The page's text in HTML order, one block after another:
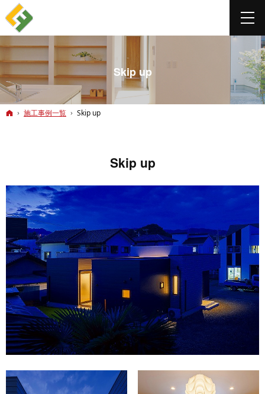
Skip up
ホーム
施工事例一覧 Skip up
Skip up